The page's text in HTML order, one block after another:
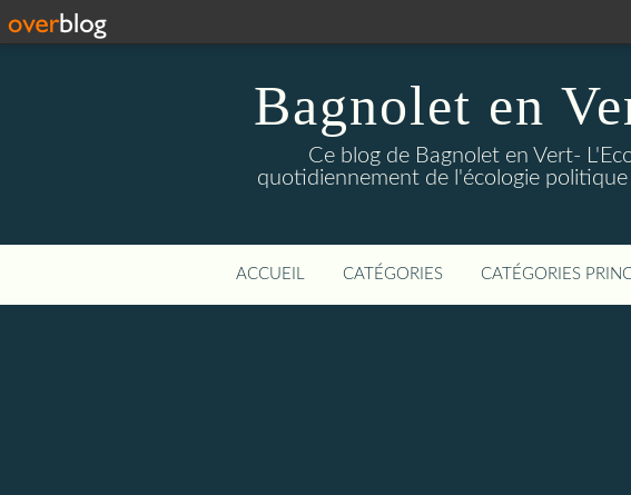
Bagnolet en
Ce blog de Bagnolet en Vert-
quotidiennement de l'écologie
ACCUEIL CATÉGORIES CATÉGORIES